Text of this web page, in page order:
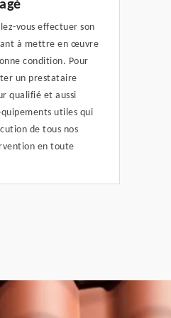
vous effectuer son
à mettre en œuvre
condition. Pour
un prestataire
qualifié et aussi
utiles qui
de tous nos
en toute